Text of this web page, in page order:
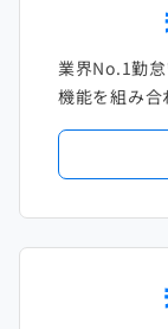
業界No.1勤
機能を組み合